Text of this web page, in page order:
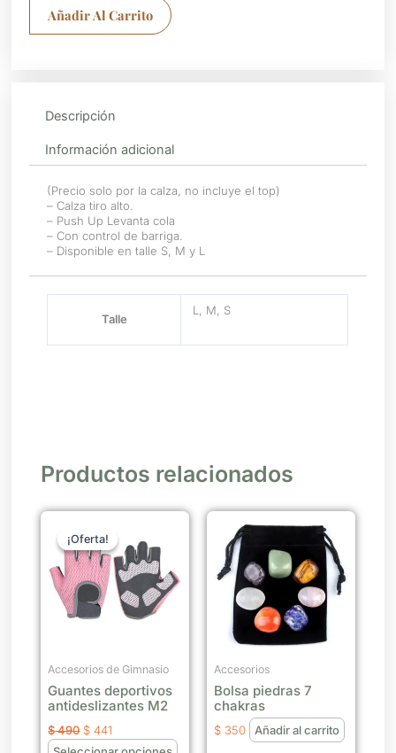
Añadir Al Carrito
Descripción
Información adicional
(Precio solo por la calza, no incluye el top)
– Calza tiro alto.
– Push Up Levanta cola
– Con control de barriga.
– Disponible en talle S, M y L
Talle
L, M, S
Productos relacionados
¡Oferta!
¡Oferta!
Accesorios de Gimnasio
Guantes deportivos
antideslizantes M2
$490
precio
original
era:
$ 490.
$ 441
actual
es:
$ 441.
Este
producto
múltiples
variantes.
pueden
Accesorios
Bolsa piedras 7
chakras
$ 350 Añadir al carrito